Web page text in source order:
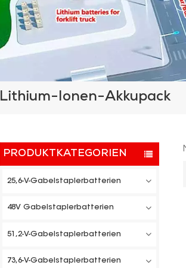
Lithium-Ionen-Akkupack
PRODUKTKATEGORIEN
25,6-V-Gabelstaplerbatterien
48V Gabelstaplerbatterien
51,2-V-Gabelstaplerbatterien
73,6-V-Gabelstaplerbatterien